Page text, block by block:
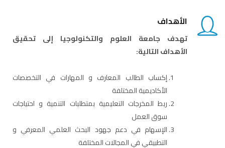
الأهداف
تهدف جامعة العلوم والتكنولوجيا إلى تحقيق
الأهداف التالية:
إكساب الطالب المعارف و المهارات في التخصصات
الأكاديمية المختلفة
ربط المخرجات التعليمية بمتطلبات التنمية و احتياجات
سوق العمل
الإسهام في دعم جهود البحث العلمي المعرفي و
التطبيقي في المجالات المختلفة